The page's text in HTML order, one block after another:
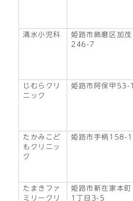
清水小児科
姫路市飾磨区加茂
246-7
じむらクリ
ニック
姫路市阿保甲53-1
たかみこど
もクリニッ
ク
姫路市手柄158-1
たまきファ
ミリークリ
姫路市新在家本町
1丁目3-5